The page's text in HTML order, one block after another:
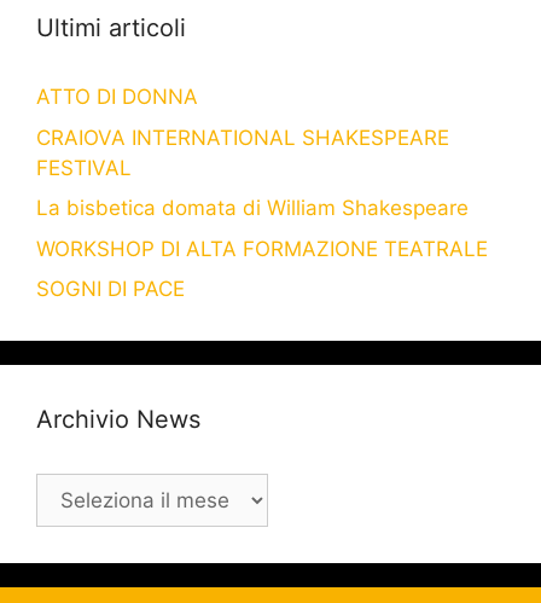
Ultimi articoli
ATTO DI DONNA
CRAIOVA INTERNATIONAL SHAKESPEARE
FESTIVAL
La bisbetica domata di William Shakespeare
WORKSHOP DI ALTA FORMAZIONE TEATRALE
SOGNI DI PACE
Archivio News